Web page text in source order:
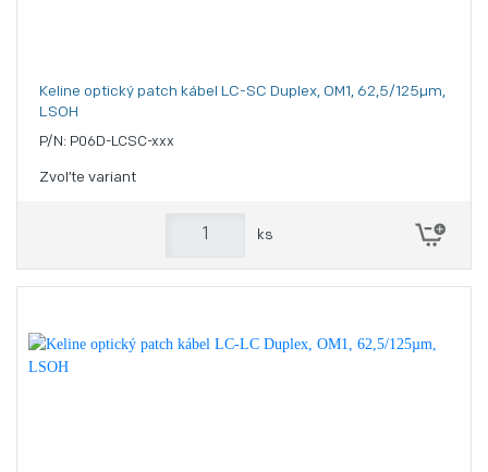
Keline optický patch kábel LC-SC Duplex, OM1, 62,5/125µm,
LSOH
P/N: P06D-LCSC-xxx
Zvoľte variant
ks